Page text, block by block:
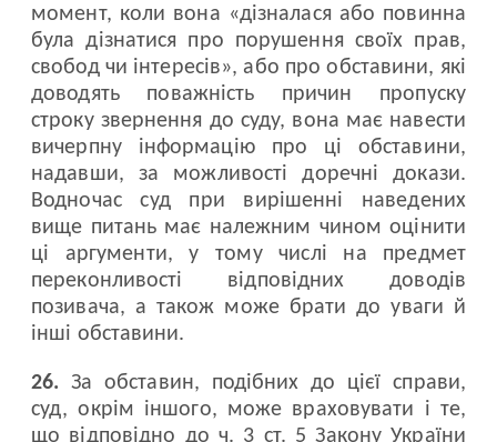
момент, коли вона «дізналася або повинна
була дізнатися про порушення своїх прав,
свобод чи інтересів», або про обставини, які
доводять поважність причин пропуску
строку звернення до суду, вона має навести
вичерпну інформацію про ці обставини,
надавши, за можливості доречні докази.
Водночас суд при вирішенні наведених
вище питань має належним чином оцінити
ці аргументи, у тому числі на предмет
переконливості відповідних доводів
позивача, а також може брати до уваги й
інші обставини.
26.За обставин, подібних до цієї справи,
суд, окрім іншого, може враховувати і те,
що відповідно до ч. 3 ст. 5 Закону України